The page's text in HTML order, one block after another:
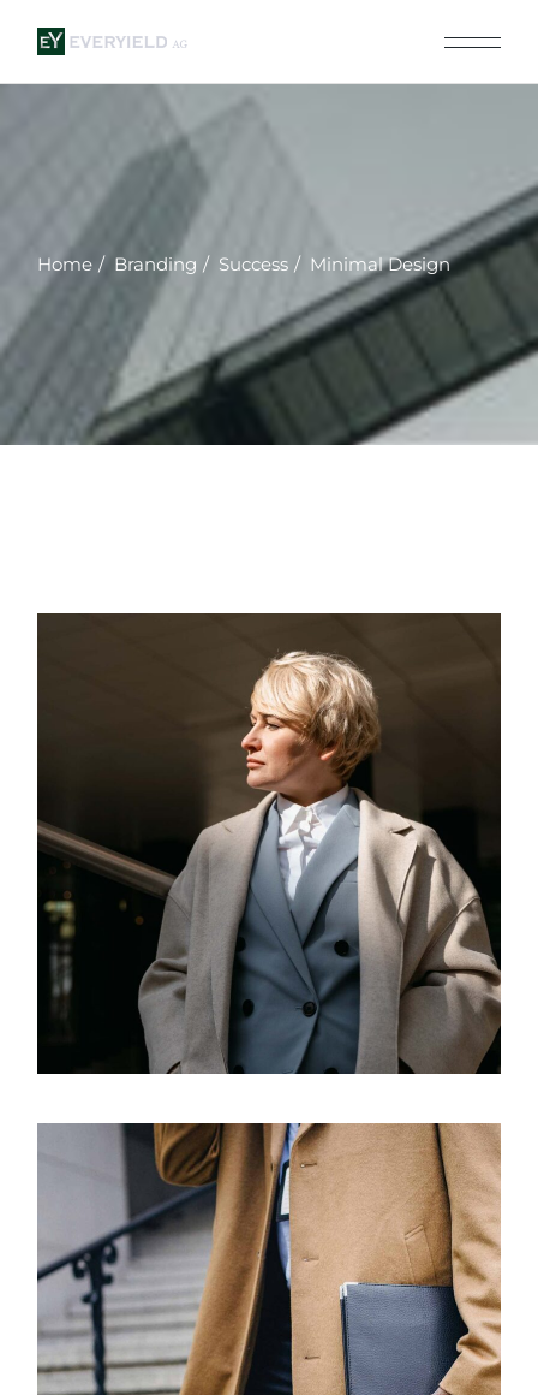
content
Home Branding Success Minimal Design